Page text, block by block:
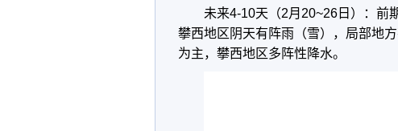
未来4-10天（2月20~26日）：前
攀西地区阴天有阵雨（雪），局部地
为主，攀西地区多阵性降水。